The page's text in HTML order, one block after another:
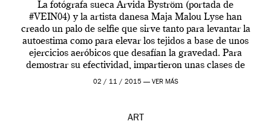
La fotógrafa sueca Arvida Byström (portada de
#VEIN04) y la artista danesa Maja Malou Lyse han
creado un palo de selfie que sirve tanto para levantar la
autoestima como para elevar los tejidos a base de unos
ejercicios aeróbicos que desafían la gravedad. Para
demostrar su efectividad, impartieron unas clases de
prueba en el Tate […]
02 / 11 / 2015 — VER MÁS
ART